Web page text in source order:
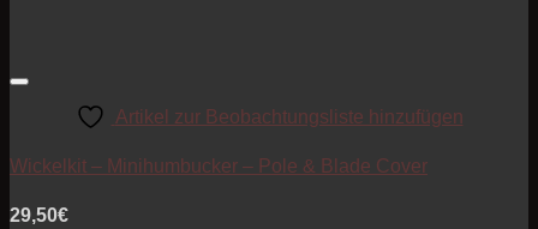
Artikel zur Beobachtungsliste hinzufügen
Wickelkit – Minihumbucker – Pole & Blade Cover
29,50€